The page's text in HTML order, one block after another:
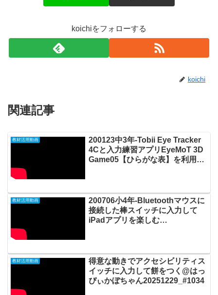
koichiをフォローする
koichi
関連記事
教材活用動画
200123中3年-Tobii Eye Tracker
4Cと入力練習アプリEyeMoT 3D
Game05【ひらがな表】を利用し
教材活用動画
200706小4年-Bluetoothマウスに
接続した棒スイッチに入力して
iPadアプリを楽しむ
教材活用動画
得意な動きでアクセシビリティス
イッチに入力して餅をつく@はっ
ぴぃかぼちゃん20251229_#1034